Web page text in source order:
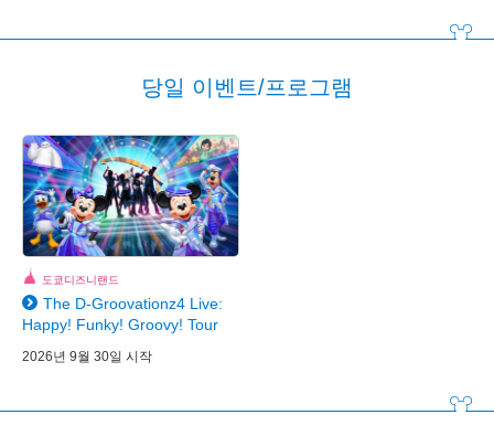
당일 이벤트/프로그램
도쿄디즈니랜드
The D-Groovationz4 Live:
Happy! Funky! Groovy! Tour
2026년 9월 30일 시작